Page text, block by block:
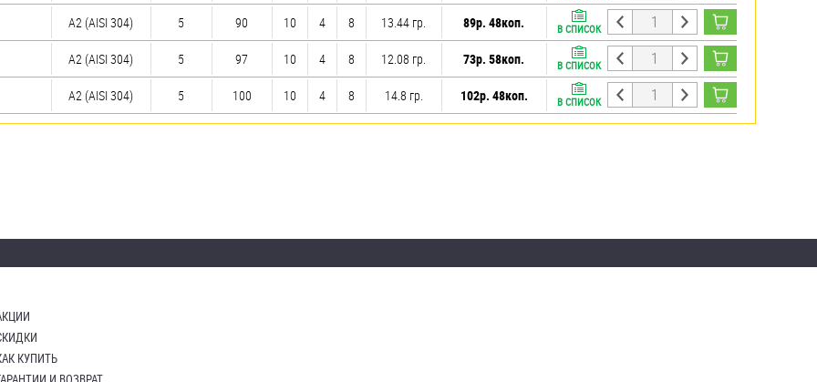
А2 (AISI 304) 5 90 10 4 8 13.44 гр. 89р. 48коп. В СПИСОК
А2 (AISI 304) 5 97 10 4 8 12.08 гр. 73р. 58коп. В СПИСОК
А2 (AISI 304) 5 100 10 4 8 14.8 гр. 102р. 48коп. В СПИСОК
КУПИТЬ